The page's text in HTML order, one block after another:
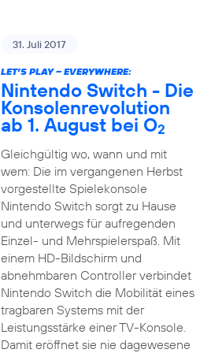
31. Juli 2017
LET’S PLAY – EVERYWHERE:
Nintendo Switch - Die
Konsolenrevolution
ab 1. August bei O2
Gleichgültig wo, wann und mit
wem: Die im vergangenen Herbst
vorgestellte Spielekonsole
Nintendo Switch sorgt zu Hause
und unterwegs für aufregenden
Einzel- und Mehrspielerspaß. Mit
einem HD-Bildschirm und
abnehmbaren Controller verbindet
Nintendo Switch die Mobilität eines
tragbaren Systems mit der
Leistungsstärke einer TV-Konsole.
Damit eröffnet sie nie dagewesene